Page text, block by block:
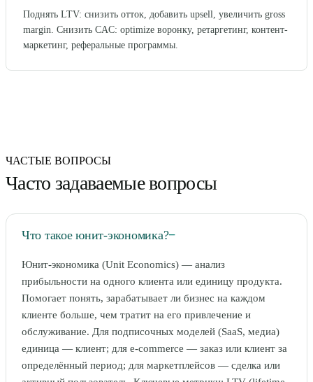
Поднять LTV: снизить отток, добавить upsell, увеличить gross
margin. Снизить CAC: optimize воронку, ретаргетинг, контент-
маркетинг, реферальные программы.
ЧАСТЫЕ ВОПРОСЫ
Часто задаваемые вопросы
Что такое юнит-экономика?−
Юнит-экономика (Unit Economics) — анализ
прибыльности на одного клиента или единицу продукта.
Помогает понять, зарабатывает ли бизнес на каждом
клиенте больше, чем тратит на его привлечение и
обслуживание. Для подписочных моделей (SaaS, медиа)
единица — клиент; для e-commerce — заказ или клиент за
определённый период; для маркетплейсов — сделка или